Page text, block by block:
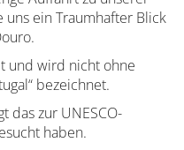
ein Traumhafter Blick
und wird nicht ohne
bezeichnet.
das zur UNESCO-
haben.